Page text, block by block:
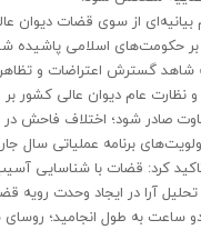
بیانیه‌ای از سوی قضات
حکومت‌های اسلامی پاشیده
شاهد گسترش اعتراضات و
نظارت عام دیوان عالی کشور
صادر شود؛ اختلاف فاحش
برنامه عملیاتی سال
کرد: قضات با شناسایی
آرا در ایجاد وحدت رویه
ساعت به طول انجامید؛